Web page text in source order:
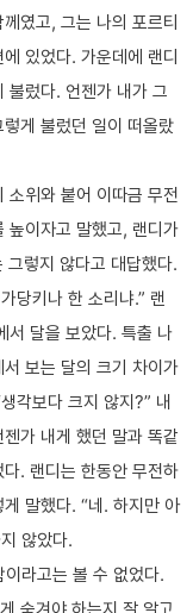
였고, 그는 나의 포르티
있었다. 가운데에 랜디
불렀다. 언젠가 내가 그
게 불렀던 일이 떠올랐
소위와 붙어 이따금 무전
높이자고 말했고, 랜디가
그렇지 않다고 대답했다.
당키나 한 소리냐.” 랜
서 달을 보았다. 특출 나
보는 달의 크기 차이가
각보다 크지 않지?” 내
가 내게 했던 말과 똑같
. 랜디는 한동안 무전하
말했다. “네. 하지만 아
않았다.
라고는 볼 수 없었다.